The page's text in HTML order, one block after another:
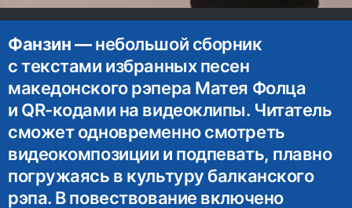
Фанзин —небольшой сборник
с текстами избранных песен
македонского рэпера Матея Фолца
и QR-кодами на видеоклипы. Читатель
сможет одновременно смотреть
видеокомпозиции и подпевать, плавно
погружаясь в культуру балканского
рэпа. В повествование включено